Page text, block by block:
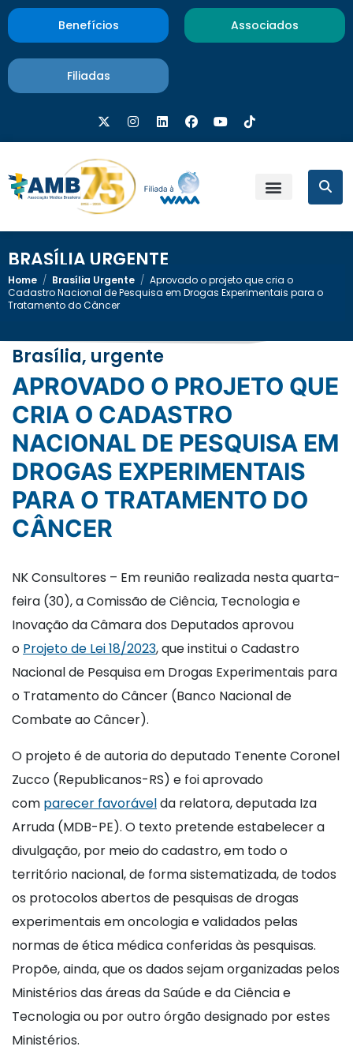
Benefícios Associados
Filiadas
BRASÍLIA URGENTE
Home / Brasília Urgente / Aprovado o projeto que cria o
Cadastro Nacional de Pesquisa em Drogas Experimentais para o
Tratamento do Câncer
Brasília, urgente
APROVADO O PROJETO QUE
CRIA O CADASTRO
NACIONAL DE PESQUISA EM
DROGAS EXPERIMENTAIS
PARA O TRATAMENTO DO
CÂNCER
NK Consultores – Em reunião realizada nesta quarta-
feira (30), a Comissão de Ciência, Tecnologia e
Inovação da Câmara dos Deputados aprovou
o Projeto de Lei 18/2023, que institui o Cadastro
Nacional de Pesquisa em Drogas Experimentais para
o Tratamento do Câncer (Banco Nacional de
Combate ao Câncer).
O projeto é de autoria do deputado Tenente Coronel
Zucco (Republicanos-RS) e foi aprovado
com parecer favorávelda relatora, deputada Iza
Arruda (MDB-PE). O texto pretende estabelecer a
divulgação, por meio do cadastro, em todo o
território nacional, de forma sistematizada, de todos
os protocolos abertos de pesquisas de drogas
experimentais em oncologia e validados pelas
normas de ética médica conferidas às pesquisas.
Propõe, ainda, que os dados sejam organizadas pelos
Ministérios das áreas da Saúde e da Ciência e
Tecnologia ou por outro órgão designado por estes
Ministérios.